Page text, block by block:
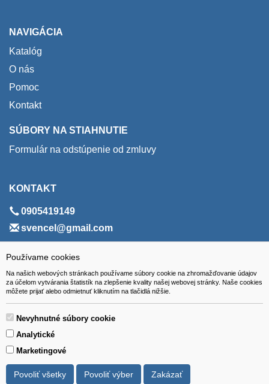
Používame cookies
Na našich webových stránkach používame súbory cookie na zhromažďovanie údajov
za účelom vytvárania štatistík na zlepšenie kvality našej webovej stránky. Naše cookies
môžete prijať alebo odmietnuť kliknutím na tlačidlá nižšie.
Nevyhnutné súbory cookie
Analytické
Marketingové
Povoliť všetky Povoliť výber Zakázať
NAVIGÁCIA
Katalóg
O nás
Pomoc
Kontakt
SÚBORY NA STIAHNUTIE
Formulár na odstúpenie od zmluvy
KONTAKT
0905419149
svencel@gmail.com
ADRESA
VEST - tech s.r.o.
Hviezdoslavova 280/6, 965 01 Žiar nad Hronom
Slovakia (Slovak Republic)
Všetky ceny sú uvádzané vrátane DPH.